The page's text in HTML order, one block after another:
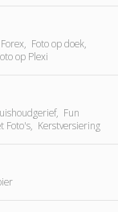
Foto op doek,
op Plexi
Fun
Foto's, Kerstversiering